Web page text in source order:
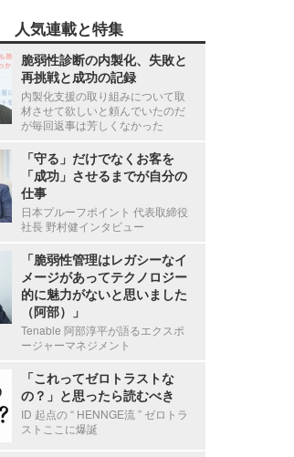
人気連載と特集
脆弱性診断の内製化、失敗と
再挑戦と成功の記録
内製化支援の取り組みについて取
材させて欲しいと頼んでいたのだ
が毎回返事は芳しくなかった
「守る」だけでなくお客を
「成功」させるまでが自分の
仕事
日本プルーフポイント 代表取締役
社長 野村健インタビュー
「脆弱性管理はレガシーなイ
メージがあってテクノロジー
的に魅力がないと思いました
（阿部）」
Tenable 阿部淳平が語るエクスポ
ージャーマネジメント
「これってゼロトラストな
の？」と思ったら読むべき
ID 起点の “ HENNGE流 ” ゼロトラ
ストここに爆誕